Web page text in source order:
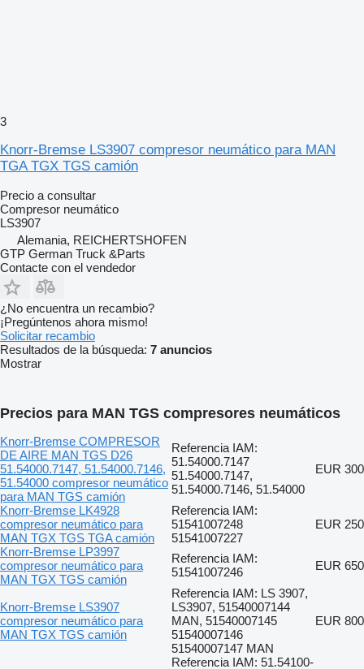
3
Knorr-Bremse LS3907 compresor neumático para MAN
TGA TGX TGS camión
Precio a consultar
Compresor neumático
LS3907
Alemania, REICHERTSHOFEN
GTP German Truck &Parts
Contacte con el vendedor
¿No encuentra un recambio?
¡Pregúntenos ahora mismo!
Solicitar recambio
Resultados de la búsqueda: 7 anuncios
Mostrar
Precios para MAN TGS compresores neumáticos
Knorr-Bremse COMPRESOR
DE AIRE MAN TGS D26
51.54000.7147, 51.54000.7146,
51.54000 compresor neumático
para MAN TGS camión
Referencia IAM:
51.54000.7147
51.54000.7147,
51.54000.7146, 51.54000
EUR 300
Knorr-Bremse LK4928
compresor neumático para
MAN TGX TGS TGA camión
Referencia IAM:
51541007248
51541007227
EUR 250
Knorr-Bremse LP3997
compresor neumático para
MAN TGX TGS camión
Referencia IAM:
51541007246
EUR 650
Knorr-Bremse LS3907
compresor neumático para
MAN TGX TGS camión
Referencia IAM: LS 3907,
LS3907, 51540007144
MAN, 51540007145
51540007146
51540007147 MAN
EUR 800
Referencia IAM: 51.54100-